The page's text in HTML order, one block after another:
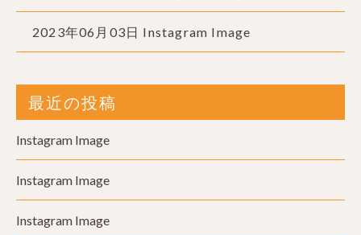
2023年06月03日 Instagram Image
最近の投稿
Instagram Image
Instagram Image
Instagram Image